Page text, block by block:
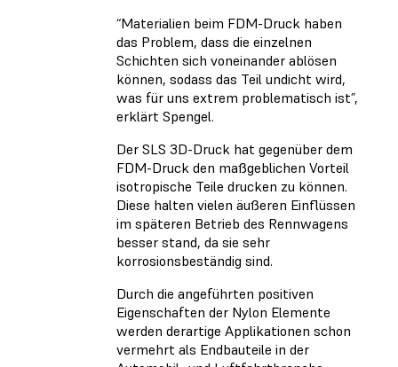
“Materialien beim FDM-Druck haben
das Problem, dass die einzelnen
Schichten sich voneinander ablösen
können, sodass das Teil undicht wird,
was für uns extrem problematisch ist”,
erklärt Spengel.
Der SLS 3D-Druck hat gegenüber dem
FDM-Druck den maßgeblichen Vorteil
isotropische Teile drucken zu können.
Diese halten vielen äußeren Einflüssen
im späteren Betrieb des Rennwagens
besser stand, da sie sehr
korrosionsbeständig sind.
Durch die angeführten positiven
Eigenschaften der Nylon Elemente
werden derartige Applikationen schon
vermehrt als Endbauteile in der